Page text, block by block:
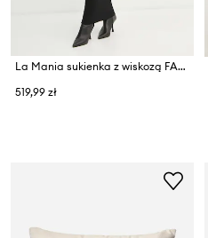
La Mania sukienka z wiskozą FALLON
519,99 zł